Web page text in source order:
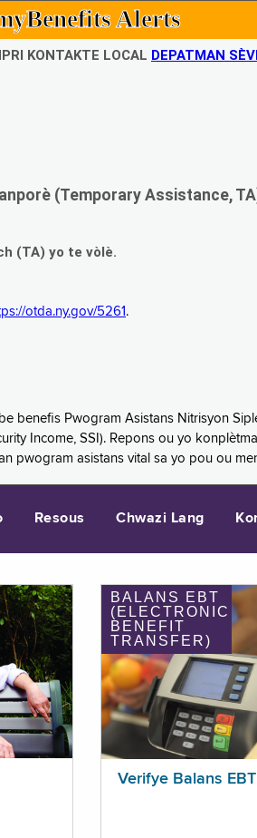
Alerts
KONTAKTE LOCAL DEPATMAN
(Temporary Assistance,
(TA) yo te vòlè.
otda.ny.gov/5261.
Pwogram Asistans Nitrisyon
Income, SSI). Repons ou yo
pwogram asistans vital sa yo pou ou
Resous Chwazi Lang
BALANS EBT
(ELECTRONIC
BENEFIT
TRANSFER)
Verifye Balans